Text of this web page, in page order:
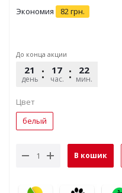
Экономия 82грн.
До конца акции
21
день
17
час.
22
мин.
Цвет
белый
В кошик